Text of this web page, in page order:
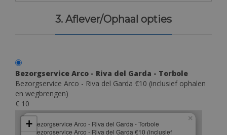
3. Aflever/Ophaal opties
Bezorgservice Arco - Riva del Garda - Torbole
Bezorgservice Arco - Riva del Garda €10 (inclusief ophalen
en wegbrengen)
€ 10
Bezorgservice Arco - Riva del Garda - Torbole
Bezorgservice Arco - Riva del Garda €10 (inclusief
×
+